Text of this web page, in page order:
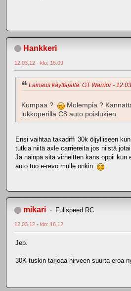
Hankkeri
12.03.12 - klo: 16.09
Lainaus käyttäjältä: GT Warrior -
Kumpaa ?
Molempia ?
lukkoperillä C8 auto poislukien.
Ensi vaihtaa takadiffi 30k öljylliseen
tutkia niitä axle carriereita jos niistä jotai
Ja näinpä sitä virheitten kans oppii kun
auto tuo e-revo mulle onkin
mikari Fullspeed RC
12.03.12 - klo: 16.12
Jep.
30K tuskin tarjoaa hirveen suurta eroa